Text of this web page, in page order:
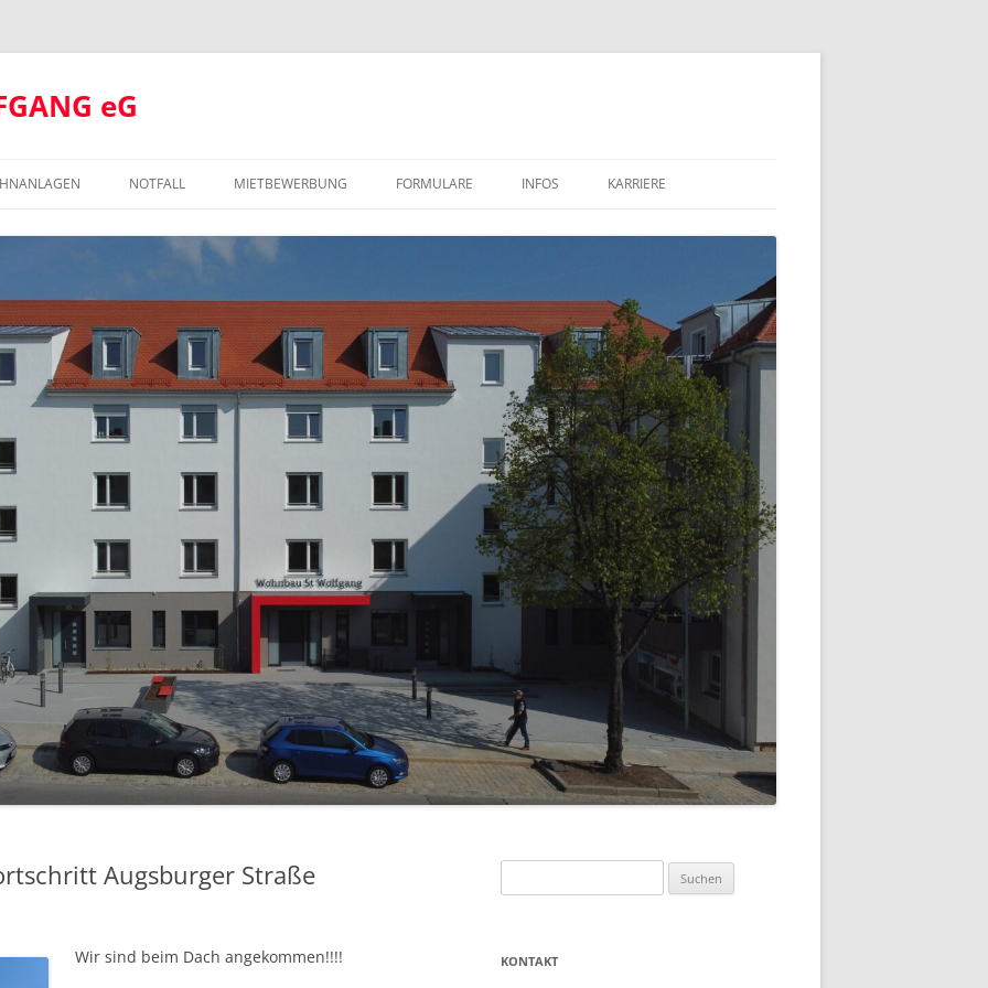
eG
THERESIEN-AREAL
NEUPRÜLL
KÖNIGSWIESEN
NOTFALL MIETBEWERBUNG FORMULARE INFOS
RUNDSCHREIBEN
ARCHIV
KARRIERE
Augsburger Straße
Wir sind beim Dach angekommen!!!!
nach:
KONTAKT